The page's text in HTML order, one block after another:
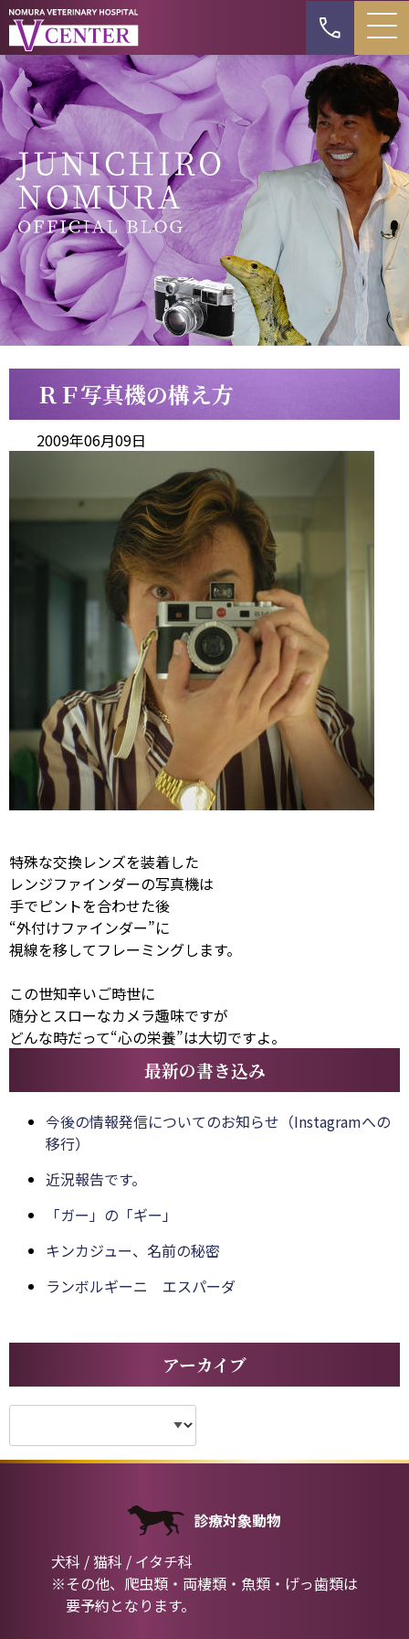
ＲＦ写真機の構え方
2009年06月09日
特殊な交換レンズを装着した
レンジファインダーの写真機は
手でピントを合わせた後
“外付けファインダー”に
視線を移してフレーミングします。
この世知辛いご時世に
随分とスローなカメラ趣味ですが
どんな時だって“心の栄養”は大切ですよ。
最新の書き込み
今後の情報発信についてのお知らせ（Instagramへの
移行）
近況報告です。
「ガー」の「ギー」
キンカジュー、名前の秘密
ランボルギーニ エスパーダ
アーカイブ
診療対象動物
犬科 / 猫科 / イタチ科
※その他、爬虫類・両棲類・魚類・げっ歯類は
要予約となります。